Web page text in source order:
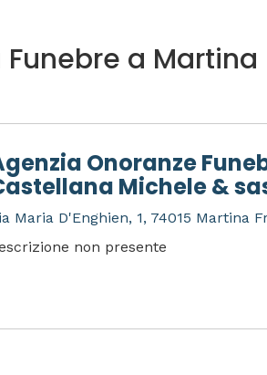
Funebre a Martina
Onoranze
Michele &
Maria D'Enghien, 1, 74015 Martina
non presente